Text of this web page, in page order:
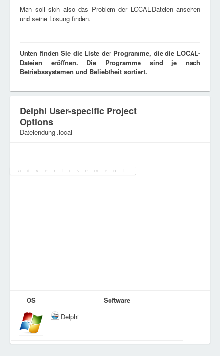
Man soll sich also das Problem der LOCAL-Dateien ansehen
und seine Lösung finden.
Unten finden Sie die Liste der Programme, die die LOCAL-
Dateien eröffnen. Die Programme sind je nach
Betriebssystemen und Beliebtheit sortiert.
Delphi User-specific Project
Options
Dateiendung .local
OS
Software
Delphi